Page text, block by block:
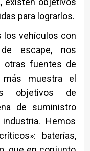
para lograrlos.
los vehículos con
escape, nos
otras fuentes de
muestra el
objetivos de
de suministro
Hemos
baterías,